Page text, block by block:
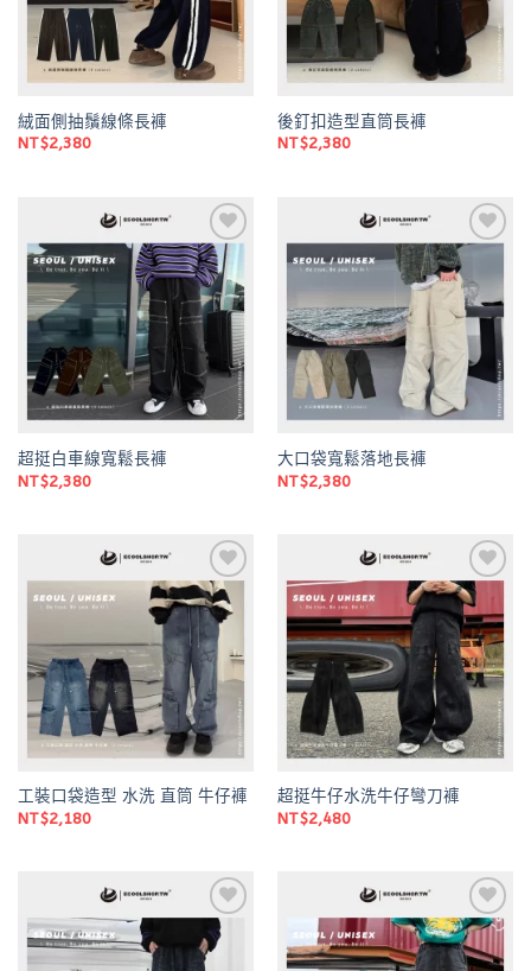
絨面側抽鬚線條長褲
NT$2,380
後釘扣造型直筒長褲
NT$2,380
Add to
wishlist
超挺白車線寬鬆長褲
NT$2,380
Add to
wishlist
大口袋寬鬆落地長褲
NT$2,380
Add to
wishlist
工裝口袋造型 水洗 直筒 牛仔褲
NT$2,180
Add to
wishlist
超挺牛仔水洗牛仔彎刀褲
NT$2,480
Add to
wishlist
Add to
wishlist